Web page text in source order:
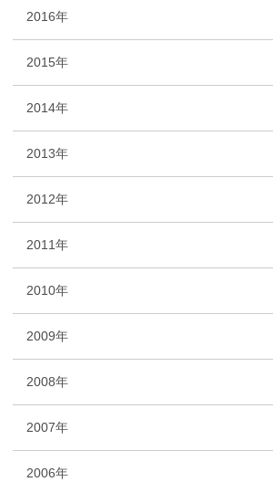
2016年
2015年
2014年
2013年
2012年
2011年
2010年
2009年
2008年
2007年
2006年